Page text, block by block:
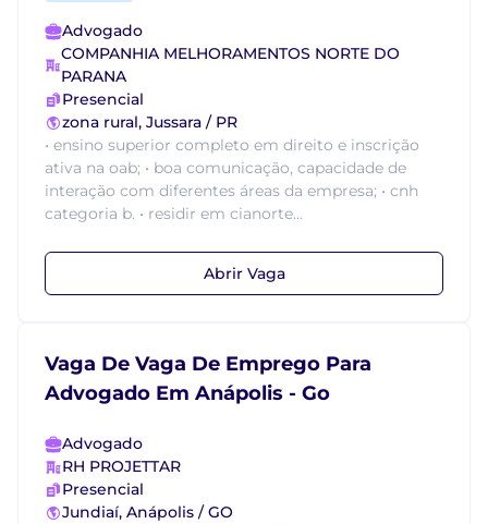
Advogado
COMPANHIA MELHORAMENTOS NORTE DO
PARANA
Presencial
zona rural, Jussara / PR
• ensino superior completo em direito e inscrição
ativa na oab; • boa comunicação, capacidade de
interação com diferentes áreas da empresa; • cnh
categoria b. • residir em cianorte...
Abrir Vaga
Vaga De Vaga De Emprego Para
Advogado Em Anápolis - Go
Advogado
RH PROJETTAR
Presencial
Jundiaí, Anápolis / GO